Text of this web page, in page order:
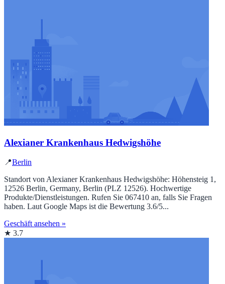
Alexianer Krankenhaus Hedwigshöhe
📍Berlin
Standort von Alexianer Krankenhaus Hedwigshöhe: Höhensteig 1,
12526 Berlin, Germany, Berlin (PLZ 12526). Hochwertige
Produkte/Dienstleistungen. Rufen Sie 067410 an, falls Sie Fragen
haben. Laut Google Maps ist die Bewertung 3.6/5...
Geschäft ansehen »
★ 3.7